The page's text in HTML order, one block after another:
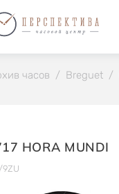
часов / Breguet /
HORA MUNDI
9ZU